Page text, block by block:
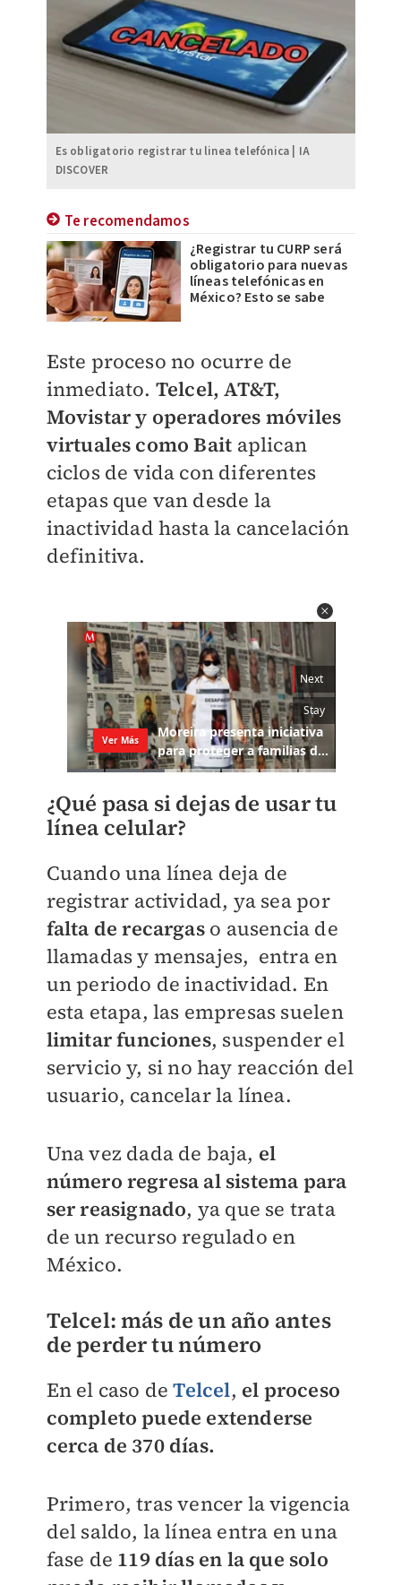
Es obligatorio registrar tu linea telefónica | IA
DISCOVER
Te recomendamos
¿Registrar tu CURP será
obligatorio para nuevas
líneas telefónicas en
México? Esto se sabe
Este proceso no ocurre de
inmediato. Telcel, AT&T,
Movistar y operadores móviles
virtuales como Bait aplican
ciclos de vida con diferentes
etapas que van desde la
inactividad hasta la cancelación
definitiva.
¿Qué pasa si dejas de usar tu
línea celular?
Cuando una línea deja de
registrar actividad, ya sea por
falta de recargaso ausencia de
llamadas y mensajes, entra en
un periodo de inactividad. En
esta etapa, las empresas suelen
limitar funciones, suspender el
servicio y, si no hay reacción del
usuario, cancelar la línea.
Una vez dada de baja, el
número regresa al sistema para
ser reasignado, ya que se trata
de un recurso regulado en
México.
Telcel: más de un año antes
de perder tu número
En el caso deTelcel, el proceso
completo puede extenderse
cerca de 370 días.
Primero, tras vencer la vigencia
del saldo, la línea entra en una
fase de 119 días en la que solo